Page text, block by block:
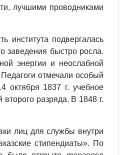
лучшими проводниками
института подвергалась
заведения быстро росла.
энергии и неослабной
отмечали особый
октября 1837 г. учебное
разряда. В 1848 г.
лиц для службы внутри
стипендиаты». По